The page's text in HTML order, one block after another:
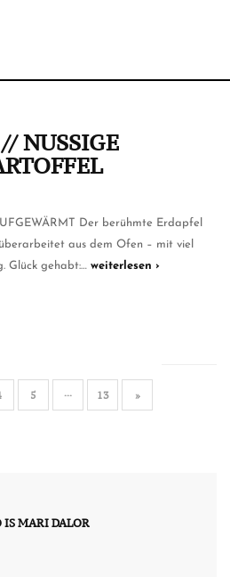
NUSSIGE
Der berühmte Erdapfel
aus dem Ofen – mit viel
Glück gehabt:… weiterlesen ›
5 ··· 13 »
IS MARI DALOR